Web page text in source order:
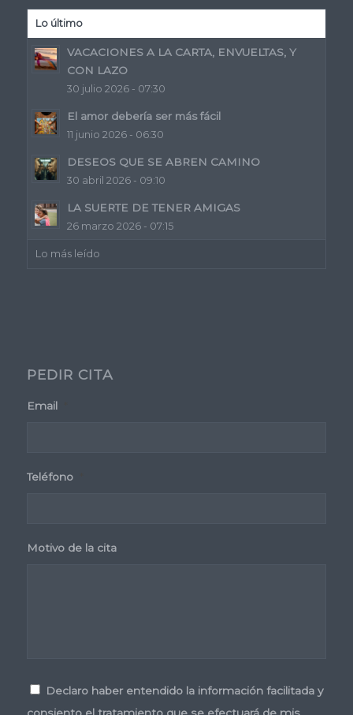
Lo último
VACACIONES A LA CARTA, ENVUELTAS, Y
CON LAZO
30 julio 2026 - 07:30
El amor debería ser más fácil
11 junio 2026 - 06:30
DESEOS QUE SE ABREN CAMINO
30 abril 2026 - 09:10
LA SUERTE DE TENER AMIGAS
26 marzo 2026 - 07:15
Lo más leído
PEDIR CITA
Email
Teléfono
Motivo de la cita
Consentimiento
Declaro haber entendido la información facilitada y